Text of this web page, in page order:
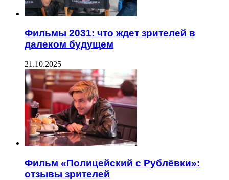
Фильмы 2031: что ждет зрителей в
далеком будущем
21.10.2025
Фильм «Полицейский с Рублёвки»:
отзывы зрителей